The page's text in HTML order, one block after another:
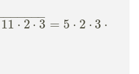
11 ⋅ 2 ⋅ 3
−
−−−−− = 5 ⋅ 2 ⋅ 3 ⋅